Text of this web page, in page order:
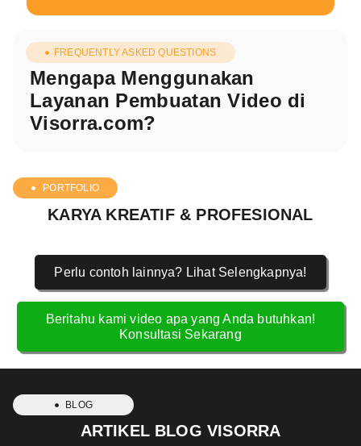
FREQUENTLY ASKED QUESTIONS
Mengapa Menggunakan
Layanan Pembuatan Video di
Visorra.com?
PORTFOLIO
KARYA KREATIF & PROFESIONAL
Perlu contoh lainnya? Lihat Selengkapnya!
Beritahu kami video apa yang Anda butuhkan!
Konsultasi Sekarang
BLOG
ARTIKEL BLOG VISORRA